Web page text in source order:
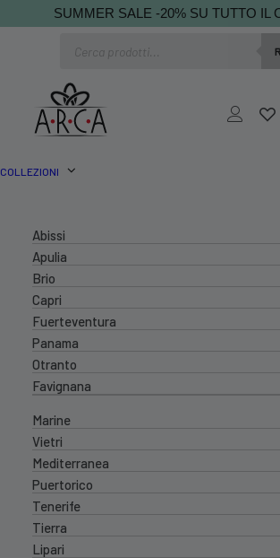
SUMMER SALE -20% SU TUTTO IL
COLLEZIONI
Abissi
Apulia
Brio
Capri
Fuerteventura
Panama
Otranto
Favignana
Marine
Vietri
Mediterranea
Puertorico
Tenerife
Tierra
Lipari